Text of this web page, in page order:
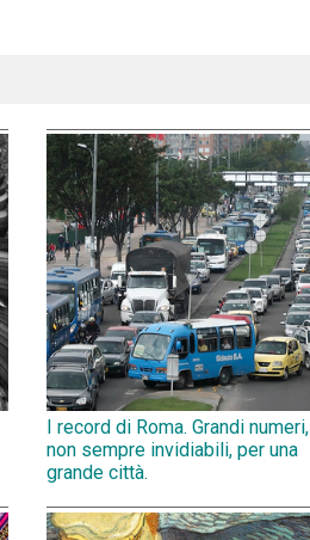
I record di Roma. Grandi numeri,
non sempre invidiabili, per una
grande città.